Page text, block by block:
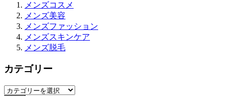
メンズコスメ
メンズ美容
メンズファッション
メンズスキンケア
メンズ脱毛
カテゴリー